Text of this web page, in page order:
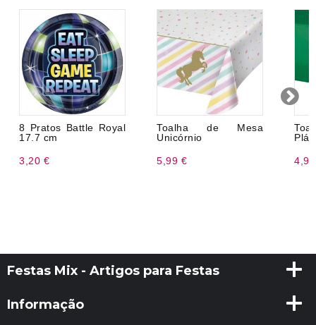
8 Pratos Battle Royal
17.7 cm
3,20 €
Toalha de Mesa
Unicórnio
5,99 €
Festas Mix - Artigos para Festas
Informação